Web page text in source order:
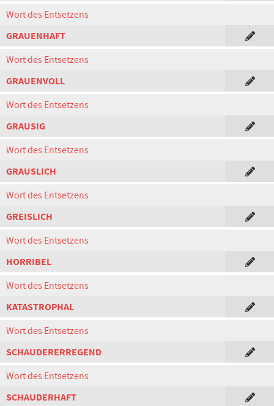
Wort des Entsetzens
GRAUENHAFT
Wort des Entsetzens
GRAUENVOLL
Wort des Entsetzens
GRAUSIG
Wort des Entsetzens
GRAUSLICH
Wort des Entsetzens
GREISLICH
Wort des Entsetzens
HORRIBEL
Wort des Entsetzens
KATASTROPHAL
Wort des Entsetzens
SCHAUDERERREGEND
Wort des Entsetzens
SCHAUDERHAFT